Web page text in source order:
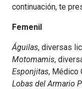
continuación, te
Femenil
Águilas, diversas
Motomamis,
Esponjitas, Médico
Lobas del Armario